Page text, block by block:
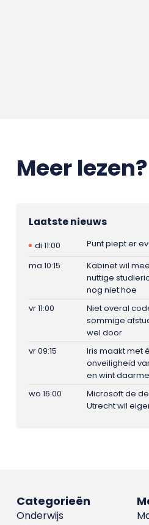
Meer lezen?
Laatste nieuws
di 11:00
Punt piept er
ma 10:15
Kabinet wil
nuttige
nog niet hoe
vr 11:00
Niet overal
sommige
wel door
vr 09:15
Iris maakt met
onveiligheid
en wint
wo 16:00
Microsoft de
Utrecht wil
Categorieën
Onderwijs